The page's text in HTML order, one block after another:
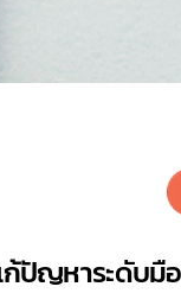
ก้ปัญหาระดับ